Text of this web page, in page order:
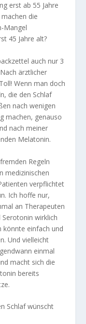
erst ab 55 Jahre
die
Mangel
45 Jahre alt?
auch nur 3
ärztlicher
Wenn man doch
die den Schlaf
nach wenigen
machen, genauso
nach meiner
Melatonin.
Regeln
medizinischen
verpflichtet
Ich hoffe nur,
an Therapeuten
wirklich
könnte einfach und
Und vielleicht
einmal
macht sich die
bereits
Schlaf wünscht